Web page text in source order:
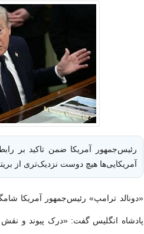
رئیس‌جمهور آمریکا ضمن تاکید بر
آمریکایی‌ها هیچ دوست نزدیک‌تری از
«دونالد ترامپ» رئیس‌جمهور آمریکا
پادشاه انگلیس گفت: «درک پیوند و